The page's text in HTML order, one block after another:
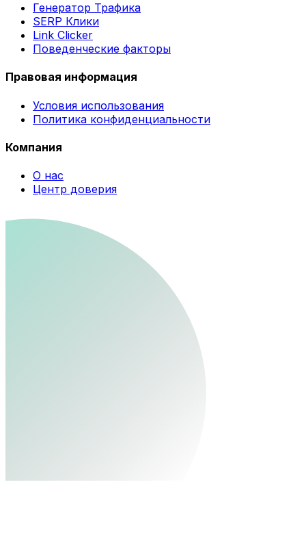
Генератор Трафика
SERP Клики
Link Clicker
Поведенческие факторы
Правовая информация
Условия использования
Политика конфиденциальности
Компания
О нас
Центр доверия